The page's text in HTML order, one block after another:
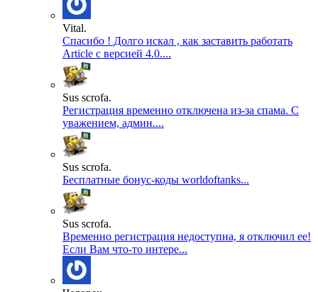
Vital.
Спасибо ! Долго искал , как заставить работать
Article с версией 4.0....
Sus scrofa.
Регистрация временно отключена из-за спама. С
уважением, админ....
Sus scrofa.
Бесплатные бонус-коды worldoftanks...
Sus scrofa.
Временно регистрация недоступна, я отключил ее!
Если Вам что-то интере...